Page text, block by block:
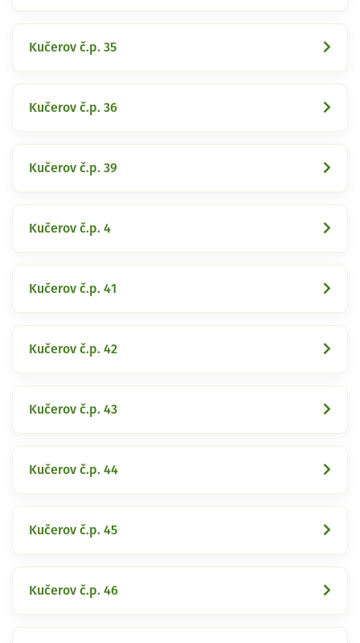
Kučerov č.p. 35
Kučerov č.p. 36
Kučerov č.p. 39
Kučerov č.p. 4
Kučerov č.p. 41
Kučerov č.p. 42
Kučerov č.p. 43
Kučerov č.p. 44
Kučerov č.p. 45
Kučerov č.p. 46